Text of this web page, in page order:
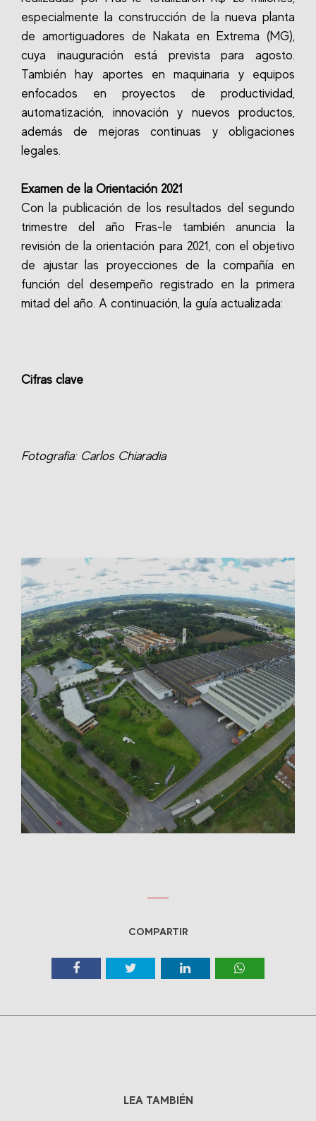
especialmente la construcción de la nueva planta
de amortiguadores de Nakata en Extrema (MG),
cuya inauguración está prevista para agosto.
También hay aportes en maquinaria y equipos
enfocados en proyectos de productividad,
automatización, innovación y nuevos productos,
además de mejoras continuas y obligaciones
legales.
Examen de la Orientación 2021
Con la publicación de los resultados del segundo
trimestre del año Fras-le también anuncia la
revisión de la orientación para 2021, con el objetivo
de ajustar las proyecciones de la compañía en
función del desempeño registrado en la primera
mitad del año. A continuación, la guía actualizada:
Cifras clave
Fotografia: Carlos Chiaradia
COMPARTIR
LEA TAMBIÉN